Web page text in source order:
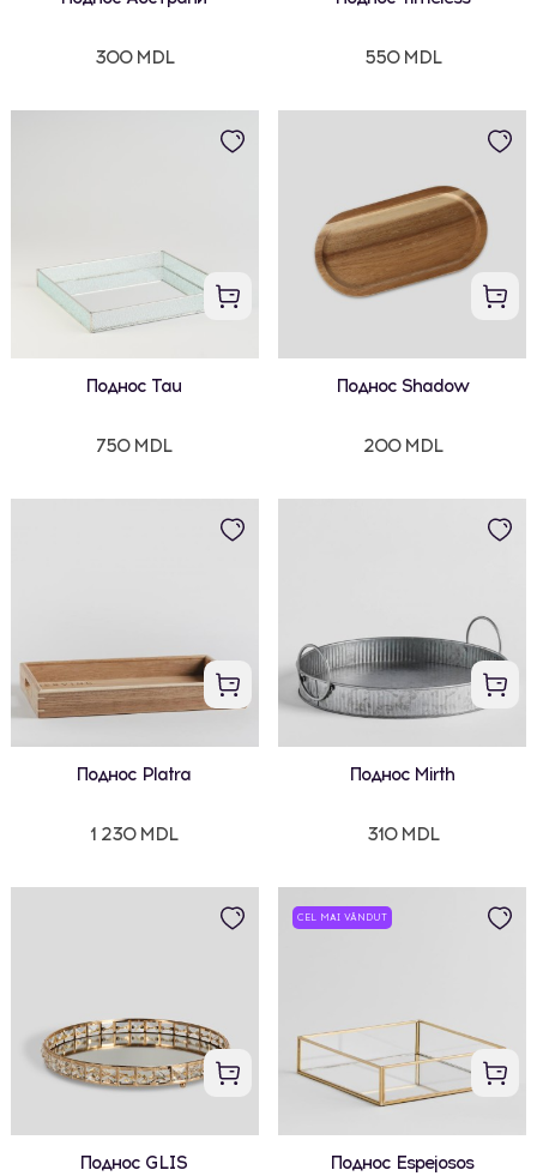
300 MDL 550 MDL
Поднос Tau
750 MDL
Поднос Shadow
200 MDL
Поднос Platra
1 230 MDL
Поднос Mirth
310 MDL
Поднос GLIS
CEL MAI VÂNDUT
Поднос Espejosos